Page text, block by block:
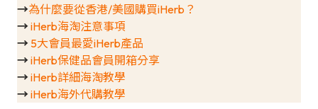
→為什麼要從香港/美國購買iHerb？
→iHerb海淘注意事項
→ 5大會員最愛iHerb產品
→iHerb保健品會員開箱分享
→iHerb詳細海淘教學
→iHerb海外代購教學